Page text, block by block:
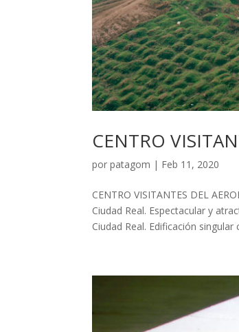
CENTRO
porpatagom | Feb 11, 2020
CENTRO VISITANTES DEL
Ciudad Real. Espectacular y
Ciudad Real. Edificación singular